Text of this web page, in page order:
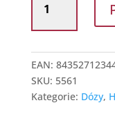
Authentic
250
s
korkovým
víčkem
EAN:
SKU: 5561
Kategorie: Dózy,